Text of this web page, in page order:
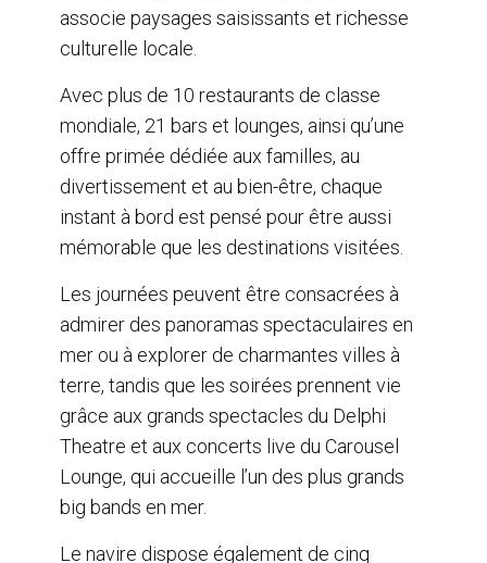
associe paysages saisissants et richesse
culturelle locale.
Avec plus de 10 restaurants de classe
mondiale, 21 bars et lounges, ainsi qu’une
offre primée dédiée aux familles, au
divertissement et au bien-être, chaque
instant à bord est pensé pour être aussi
mémorable que les destinations visitées.
Les journées peuvent être consacrées à
admirer des panoramas spectaculaires en
mer ou à explorer de charmantes villes à
terre, tandis que les soirées prennent vie
grâce aux grands spectacles du Delphi
Theatre et aux concerts live du Carousel
Lounge, qui accueille l’un des plus grands
big bands en mer.
Le navire dispose également de cinq